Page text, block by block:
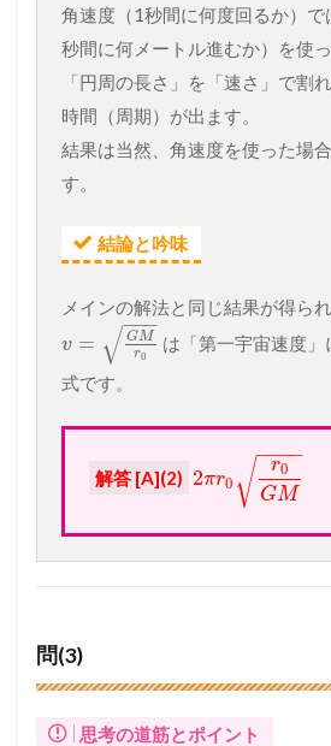
角速度（1秒間に何度回るか）で
秒間に何メートル進むか）を使
「円周の長さ」を「速さ」で割
時間（周期）が出ます。
結果は当然、角速度を使った場
す。
結論と吟味
メインの解法と同じ結果が得ら
v = GM
r0
−−
−
√
は「第一宇宙速度
式です。
解答 [A](2) 2πr0
r0
GM
− −
−−
√
問(3)
思考の道筋とポイント